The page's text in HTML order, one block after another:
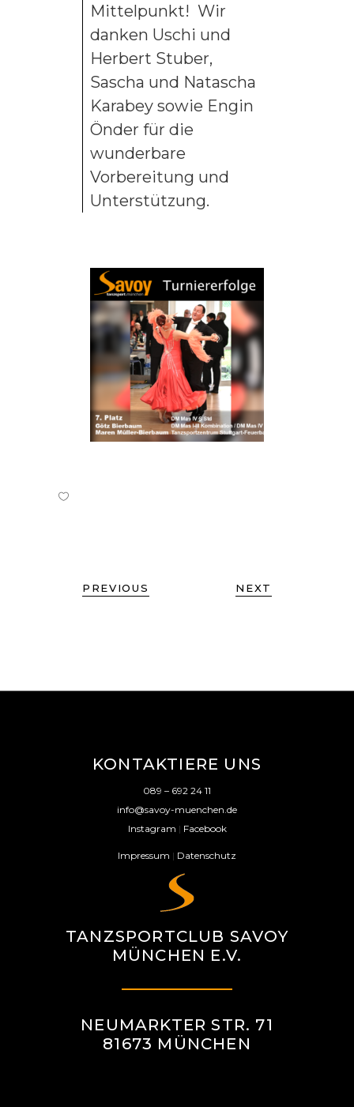
Mittelpunkt! Wir
danken Uschi und
Herbert Stuber,
Sascha und Natascha
Karabey sowie Engin
Önder für die
wunderbare
Vorbereitung und
Unterstützung.
PREVIOUS NEXT
KONTAKTIERE UNS
089 – 692 24 11
info@savoy-muenchen.de
Instagram | Facebook
Impressum | Datenschutz
TANZSPORTCLUB SAVOY
MÜNCHEN E.V.
NEUMARKTER STR. 71
81673 MÜNCHEN